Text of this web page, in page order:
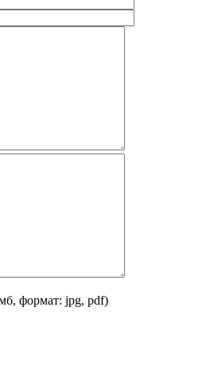
формат: jpg, pdf)